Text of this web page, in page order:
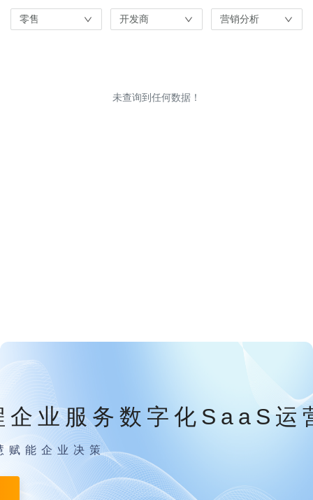
零售 开发商 营销分析
未查询到任何数据！
企业服务数字化SaaS运
赋能企业决策